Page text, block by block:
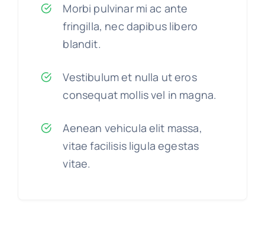
Morbi pulvinar mi ac ante
fringilla, nec dapibus libero
blandit.
Vestibulum et nulla ut eros
consequat mollis vel in magna.
Aenean vehicula elit massa,
vitae facilisis ligula egestas
vitae.